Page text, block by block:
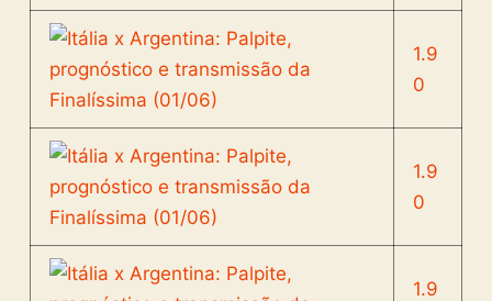
1.9
0
1.9
0
1.9